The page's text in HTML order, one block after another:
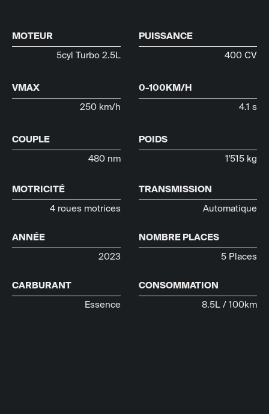
MOTEUR
5cyl Turbo 2.5L
PUISSANCE
400 CV
VMAX
250 km/h
0-100KM/H
4.1 s
COUPLE
480 nm
POIDS
1'515 kg
MOTRICITÉ
4 roues motrices
TRANSMISSION
Automatique
ANNÉE
2023
NOMBRE PLACES
5 Places
CARBURANT
Essence
CONSOMMATION
8.5L / 100km